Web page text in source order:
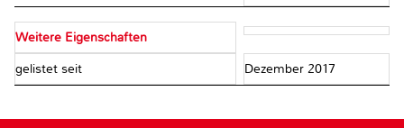
Weitere Eigenschaften
gelistet seit Dezember 2017